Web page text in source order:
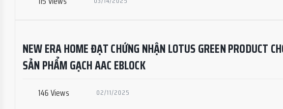
NEW ERA HOME ĐẠT CHỨNG NHẬN LOTUS GREEN PRODUCT
SẢN PHẨM GẠCH AAC EBLOCK
146 Views 02/11/2025